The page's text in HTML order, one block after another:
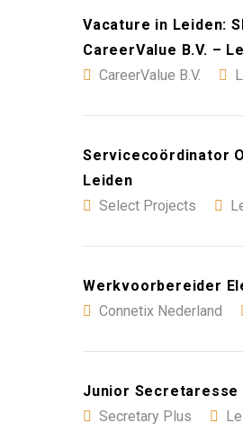
Vacature in Leiden:
CareerValue B.V. –
CareerValue B.V.
Servicecoördinator
Leiden
Select Projects
Werkvoorbereider
Connetix Nederland
Junior
Secretary Plus